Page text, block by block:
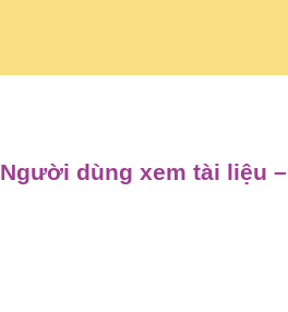
Người dùng xem tài liệu –